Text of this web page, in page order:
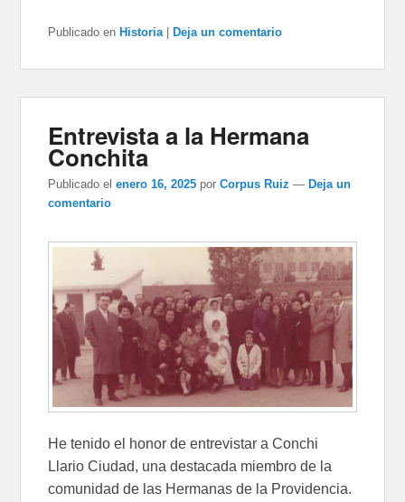
Publicado en Historia |Deja un comentario
Entrevista a la Hermana
Conchita
Publicado el enero 16, 2025 porCorpus Ruiz — Deja un
comentario
He tenido el honor de entrevistar a Conchi
Llario Ciudad, una destacada miembro de la
comunidad de las Hermanas de la Provi­dencia.